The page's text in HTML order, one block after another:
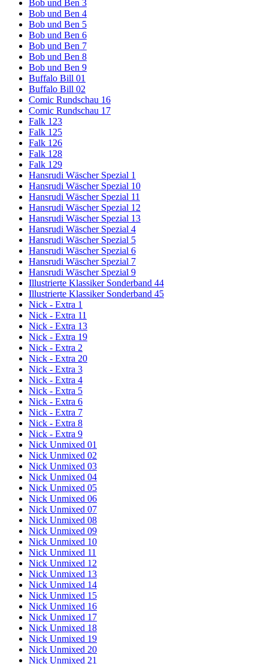
Bob und Ben 3
Bob und Ben 4
Bob und Ben 5
Bob und Ben 6
Bob und Ben 7
Bob und Ben 8
Bob und Ben 9
Buffalo Bill 01
Buffalo Bill 02
Comic Rundschau 16
Comic Rundschau 17
Falk 123
Falk 125
Falk 126
Falk 128
Falk 129
Hansrudi Wäscher Spezial 1
Hansrudi Wäscher Spezial 10
Hansrudi Wäscher Spezial 11
Hansrudi Wäscher Spezial 12
Hansrudi Wäscher Spezial 13
Hansrudi Wäscher Spezial 4
Hansrudi Wäscher Spezial 5
Hansrudi Wäscher Spezial 6
Hansrudi Wäscher Spezial 7
Hansrudi Wäscher Spezial 9
Illustrierte Klassiker Sonderband 44
Illustrierte Klassiker Sonderband 45
Nick - Extra 1
Nick - Extra 11
Nick - Extra 13
Nick - Extra 19
Nick - Extra 2
Nick - Extra 20
Nick - Extra 3
Nick - Extra 4
Nick - Extra 5
Nick - Extra 6
Nick - Extra 7
Nick - Extra 8
Nick - Extra 9
Nick Unmixed 01
Nick Unmixed 02
Nick Unmixed 03
Nick Unmixed 04
Nick Unmixed 05
Nick Unmixed 06
Nick Unmixed 07
Nick Unmixed 08
Nick Unmixed 09
Nick Unmixed 10
Nick Unmixed 11
Nick Unmixed 12
Nick Unmixed 13
Nick Unmixed 14
Nick Unmixed 15
Nick Unmixed 16
Nick Unmixed 17
Nick Unmixed 18
Nick Unmixed 19
Nick Unmixed 20
Nick Unmixed 21